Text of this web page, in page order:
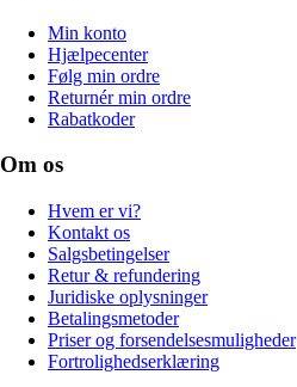
Min konto
Hjælpecenter
Følg min ordre
Returnér min ordre
Rabatkoder
Om os
Hvem er vi?
Kontakt os
Salgsbetingelser
Retur & refundering
Juridiske oplysninger
Betalingsmetoder
Priser og forsendelsesmuligheder
Fortrolighedserklæring